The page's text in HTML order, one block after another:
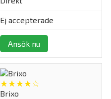
Ej accepterade
Ansök nu
★★★★☆
Brixo